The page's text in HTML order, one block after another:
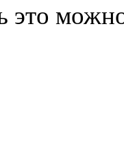
это